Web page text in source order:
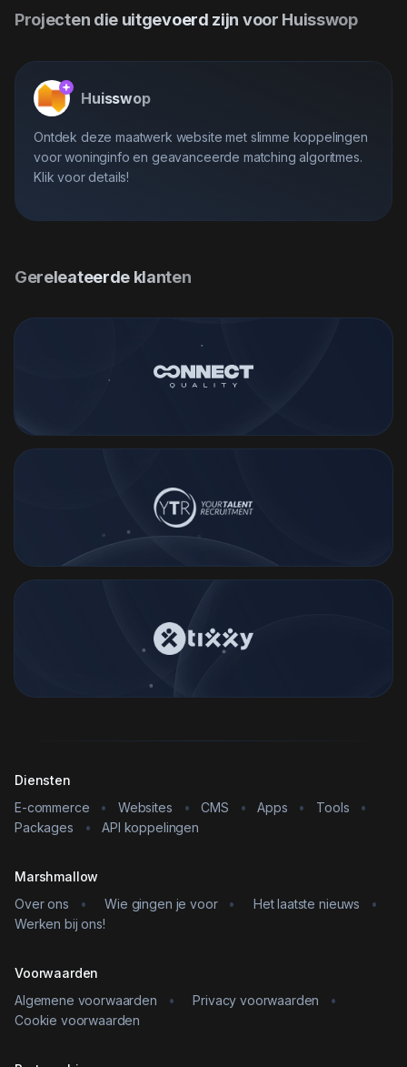
Projecten die uitgevoerd zijn voor Huisswop
Huisswop
Ontdek deze maatwerk website met slimme koppelingen
voor woninginfo en geavanceerde matching algoritmes.
Klik voor details!
Gereleateerde klanten
Diensten
E-commerce
• Websites • CMS • Apps • Tools
•
Packages
• API koppelingen
Marshmallow
Over ons
• Wie gingen je voor • Het laatste nieuws
•
Werken bij ons!
Voorwaarden
Algemene voorwaarden
• Privacy voorwaarden
•
Cookie voorwaarden